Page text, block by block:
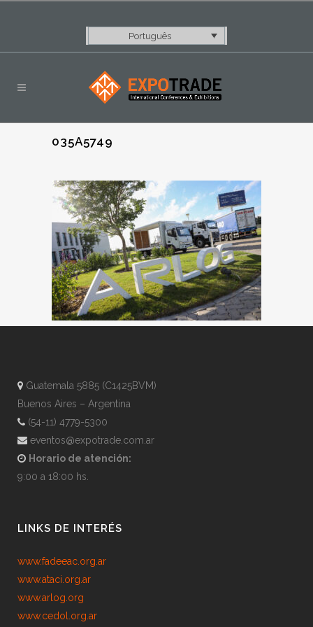
Português
035A5749
Guatemala 5885 (C1425BVM)
Buenos Aires – Argentina
(54-11) 4779-5300
eventos@expotrade.com.ar
Horario de atención:
9:00 a 18:00 hs.
LINKS DE INTERÉS
www.fadeeac.org.ar
www.ataci.org.ar
www.arlog.org
www.cedol.org.ar